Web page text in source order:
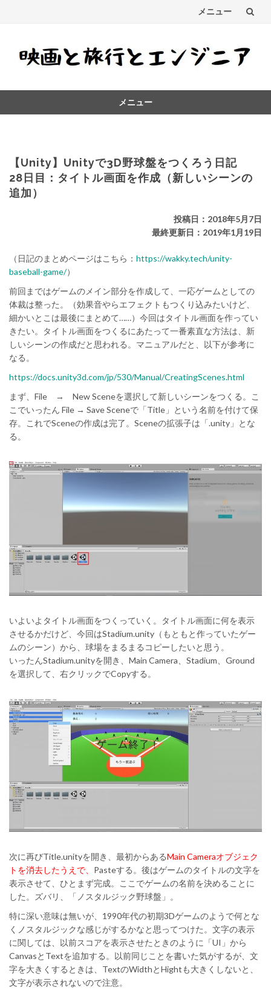
メニュー
キ
メニュー
【Unity】Unityで3D野球盤をつくろう日記
28日目：タイトル画面を作成（新しいシーンの
追加）
投稿日：2018年5月7日
最終更新日：2019年1月19日
（日記のまとめページはこちら： https://wakky.tech/unity-
baseball-game/）
前回まではゲームのメイン部分を作成して、一応ゲームとしての
体裁は整った。（効果音やらエフェクトもつくり込みたいけど、
細かいとこは最後にまとめて……）今回はタイトル画面を作ってい
きたい。タイトル画面をつくるにあたって一番素直な方法は、新
しいシーンの作成だと思われる。マニュアルだと、以下が参考に
なる。
https://docs.unity3d.com/jp/530/Manual/CreatingScenes.html
まず、File → New Sceneを選択して新しいシーンをつくる。こ
こでいったん File → Save Sceneで「Title」という名前を付けて保
存。これでSceneの作成は完了。Sceneの拡張子は「.unity」とな
る。
いよいよタイトル画面をつくっていく。タイトル画面に何を表示
させるかだけど、今回はStadium.unity（もともと作っていたゲー
ムのシーン）から、球場をまるまるコピーしたいと思う。
いったんStadium.unityを開き、Main Camera、Stadium、Ground
を選択して、右クリックでCopyする。
次に再びTitle.unityを開き、最初からあるMain Cameraオブジェク
トを消去したうえで、 Pasteする。後はゲームのタイトルの文字を
表示させて、ひとまず完成。ここでゲームの名前を決めることに
した。ズバリ、「ノスタルジック野球盤」。
特に深い意味は無いが、1990年代の初期3Dゲームのようで何とな
くノスタルジックな感じがするかなと思ってつけた。文字の表示
に関しては、以前スコアを表示させたときのように「UI」から
CanvasとTextを追加する。以前同じことを書いた気がするが、文
字を大きくするときは、TextのWidthとHightも大きくしないと、
文字が表示されないので注意。